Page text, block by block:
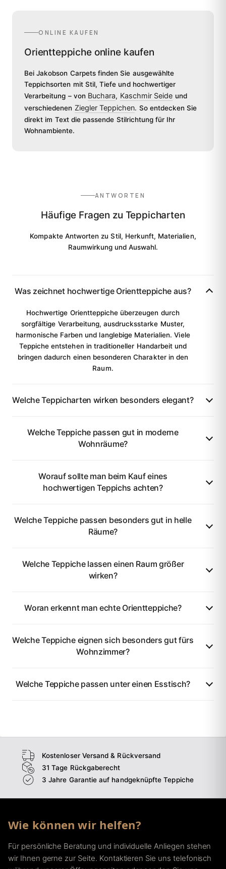
ONLINE KAUFEN
Orientteppiche online kaufen
Bei Jakobson Carpets finden Sie ausgewählte
Teppichsorten mit Stil, Tiefe und hochwertiger
Verarbeitung – von Buchara, Kaschmir Seide und
verschiedenen Ziegler Teppichen. So entdecken Sie
direkt im Text die passende Stilrichtung für Ihr
Wohnambiente.
ANTWORTEN
Häufige Fragen zu Teppicharten
Kompakte Antworten zu Stil, Herkunft, Materialien,
Raumwirkung und Auswahl.
Was zeichnet hochwertige Orientteppiche aus?
Hochwertige Orientteppiche überzeugen durch
sorgfältige Verarbeitung, ausdrucksstarke Muster,
harmonische Farben und langlebige Materialien. Viele
Teppiche entstehen in traditioneller Handarbeit und
bringen dadurch einen besonderen Charakter in den
Raum.
Welche Teppicharten wirken besonders elegant?
Welche Teppiche passen gut in moderne
Wohnräume?
Worauf sollte man beim Kauf eines
hochwertigen Teppichs achten?
Welche Teppiche passen besonders gut in helle
Räume?
Welche Teppiche lassen einen Raum größer
wirken?
Woran erkennt man echte Orientteppiche?
Welche Teppiche eignen sich besonders gut fürs
Wohnzimmer?
Welche Teppiche passen unter einen Esstisch?
Kostenloser Versand & Rückversand
31 Tage Rückgaberecht
3 Jahre Garantie auf handgeknüpfte Teppiche
Wie können wir helfen?
Für persönliche Beratung und individuelle Anliegen stehen
wir Ihnen gerne zur Seite. Kontaktieren Sie uns telefonisch